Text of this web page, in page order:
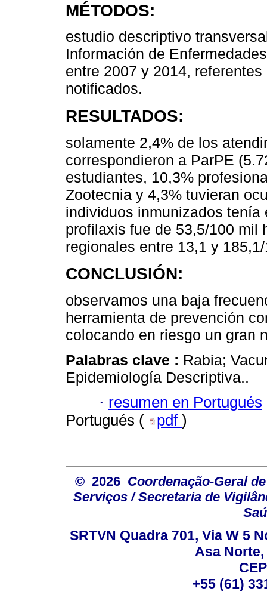
MÉTODOS:
estudio descriptivo
Información de
entre 2007 y 2014,
notificados.
RESULTADOS:
solamente 2,4% de los
correspondieron a ParPE
estudiantes, 10,3%
Zootecnia y 4,3% tuvieran
individuos inmunizados
profilaxis fue de 53,5/100 mil
regionales entre 13,1 y
CONCLUSIÓN:
observamos una baja
herramienta de prevención
colocando en riesgo un gran
Palabras clave : Rabia;
Epidemiología Descriptiva..
· resumen en Portugués
Portugués (
pdf )
© 2026 Coordenação-Geral
Serviços / Secretaria de
SRTVN Quadra 701, Via W 5
Asa
+55 (61)